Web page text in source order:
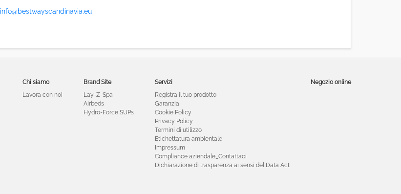
info@bestwayscandinavia.eu
Chi siamo
Lavora con noi
Brand Site
Lay-Z-Spa
Airbeds
Hydro-Force SUPs
Servizi
Registra il tuo prodotto
Garanzia
Cookie Policy
Privacy Policy
Termini di utilizzo
Etichettatura ambientale
Impressum
Compliance aziendale_Contattaci
Dichiarazione di trasparenza ai sensi del Data Act
Negozio online